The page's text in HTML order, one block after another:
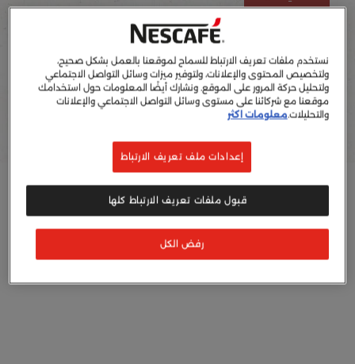
عبوة 47.5غ 95غ 190غ
إعادة التدوير
مكونات
نستخدم ملفات تعريف الارتباط للسماح لموقعنا بالعمل بشكل صحيح،
ولتخصيص المحتوى والإعلانات، ولتوفير ميزات وسائل التواصل الاجتماعي
ولتحليل حركة المرور على الموقع. ونشارك أيضًا المعلومات حول استخدامك
موقعنا مع شركائنا على مستوى وسائل التواصل الاجتماعي والإعلانات
والتحليلات.معلومات اكثر
إعدادات ملف تعريف الارتباط
رفض الكل
قبول ملفات تعريف الارتباط كلها